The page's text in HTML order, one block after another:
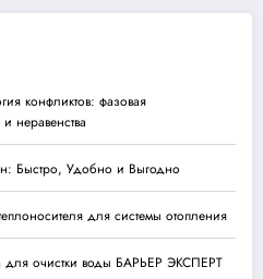
конфликтов: фазовая
неравенства
Быстро, Удобно и Выгодно
для системы отопления
для очистки воды БАРЬЕР ЭКСПЕРТ